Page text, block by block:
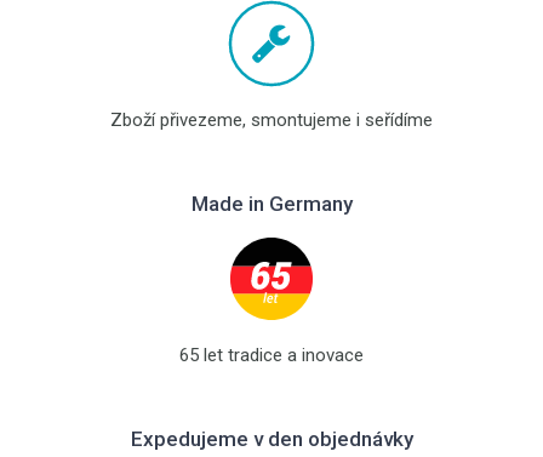
Zboží přivezeme, smontujeme i seřídíme
Made in Germany
65 let tradice a inovace
Expedujeme v den objednávky